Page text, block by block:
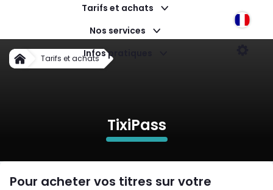
Tarifs et achats
Nos services
Infos pratiques
Tarifs et achats
Mon titre sur mon smartphone
TixiPass
Pour acheter vos titres sur votre